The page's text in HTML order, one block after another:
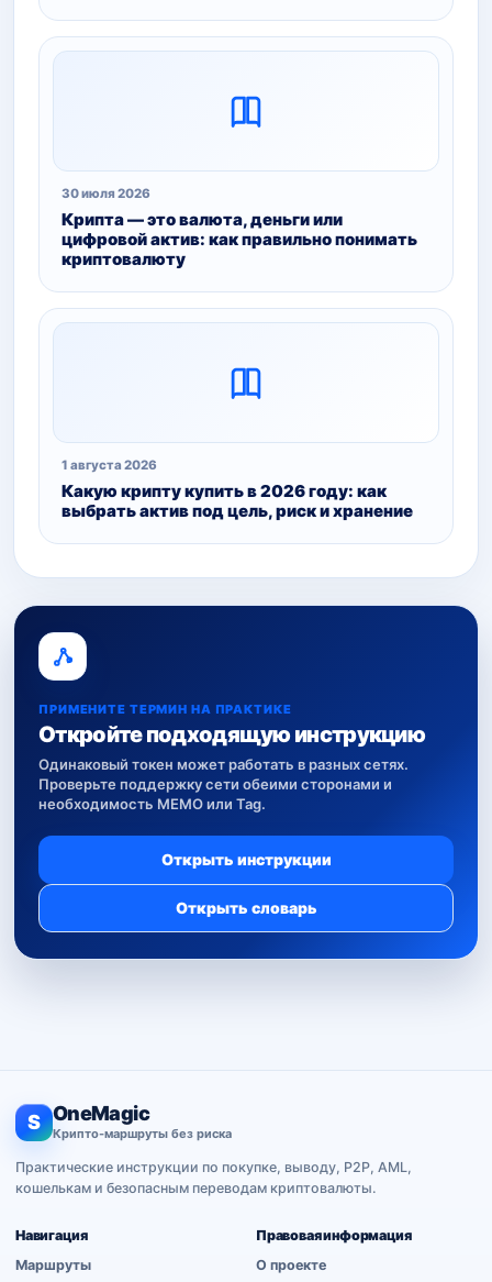
30 июля 2026
Крипта — это валюта, деньги или
цифровой актив: как правильно понимать
криптовалюту
1 августа 2026
Какую крипту купить в 2026 году: как
выбрать актив под цель, риск и хранение
ПРИМЕНИТЕ ТЕРМИН НА ПРАКТИКЕ
Откройте подходящую инструкцию
Одинаковый токен может работать в разных сетях.
Проверьте поддержку сети обеими сторонами и
необходимость MEMO или Tag.
Открыть инструкции
Открыть словарь
S OneMagic
Крипто-маршруты без риска
Практические инструкции по покупке, выводу, P2P, AML,
кошелькам и безопасным переводам криптовалюты.
Навигация
Маршруты
Правовая информация
О проекте